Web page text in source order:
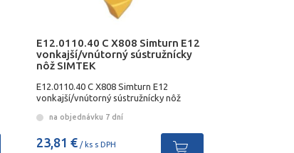
E12.0110.40 C X808 Simturn E12
vonkajší/vnútorný sústružnícky
nôž SIMTEK
E12.0110.40 C X808 Simturn E12
vonkajší/vnútorný sústružnícky nôž
na objednávku 7 dní
23,81 €/ ks s DPH